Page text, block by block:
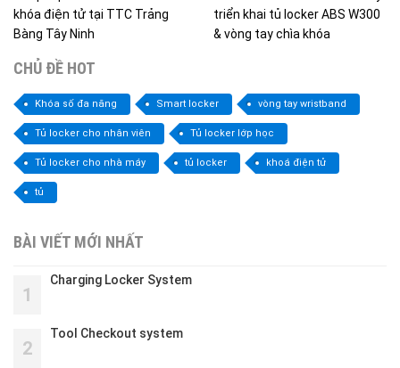
khóa điện tử tại TTC Trảng
Bàng Tây Ninh
triển khai tủ locker ABS W300
& vòng tay chìa khóa
CHỦ ĐỀ HOT
Khóa số đa năng Smart locker vòng tay wristband
Tủ locker cho nhân viên Tủ locker lớp học
Tủ locker cho nhà máy tủ locker khoá điện tử
tủ
BÀI VIẾT MỚI NHẤT
1
Charging Locker System
2
Tool Checkout system